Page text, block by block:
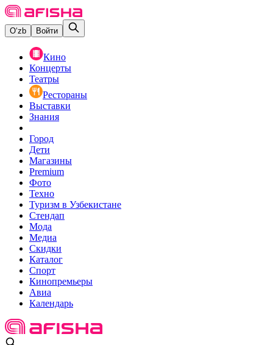
O‘zb Войти
Кино
Концерты
Театры
Рестораны
Выставки
Знания
Город
Дети
Магазины
Premium
Фото
Техно
Туризм в Узбекистане
Стендап
Мода
Медиа
Скидки
Каталог
Спорт
Кинопремьеры
Авиа
Календарь